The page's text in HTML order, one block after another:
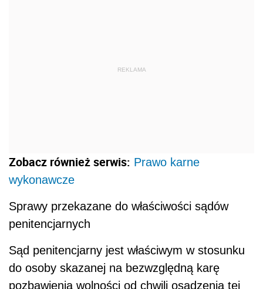
REKLAMA
Zobacz również serwis: Prawo karne
wykonawcze
Sprawy przekazane do właściwości sądów
penitencjarnych
Sąd penitencjarny jest właściwym w stosunku
do osoby skazanej na bezwzględną karę
pozbawienia wolności od chwili osadzenia tej